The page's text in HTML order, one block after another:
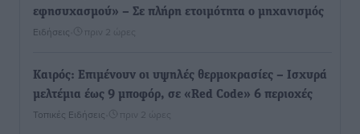
εφησυχασμού» – Σε πλήρη ετοιμότητα ο μηχανισμός
Ειδήσεις πριν 2 ώρες
Καιρός: Επιμένουν οι υψηλές θερμοκρασίες – Ισχυρά
μελτέμια έως 9 μποφόρ, σε «Red Code» 6 περιοχές
Τοπικές Ειδήσεις πριν 2 ώρες